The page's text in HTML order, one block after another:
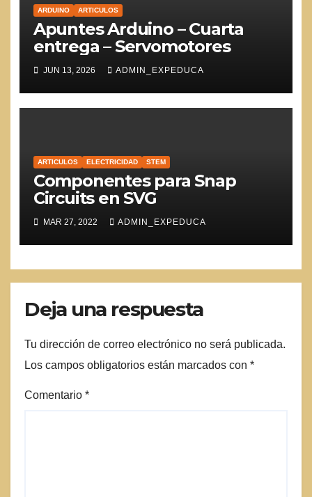
ARDUINO ARTICULOS
Apuntes Arduino – Cuarta
entrega – Servomotores
JUN 13, 2026 ADMIN_EXPEDUCA
ARTICULOS ELECTRICIDAD STEM
Componentes para Snap
Circuits en SVG
MAR 27, 2022 ADMIN_EXPEDUCA
Deja una respuesta
Tu dirección de correo electrónico no será publicada.
Los campos obligatorios están marcados con *
Comentario *